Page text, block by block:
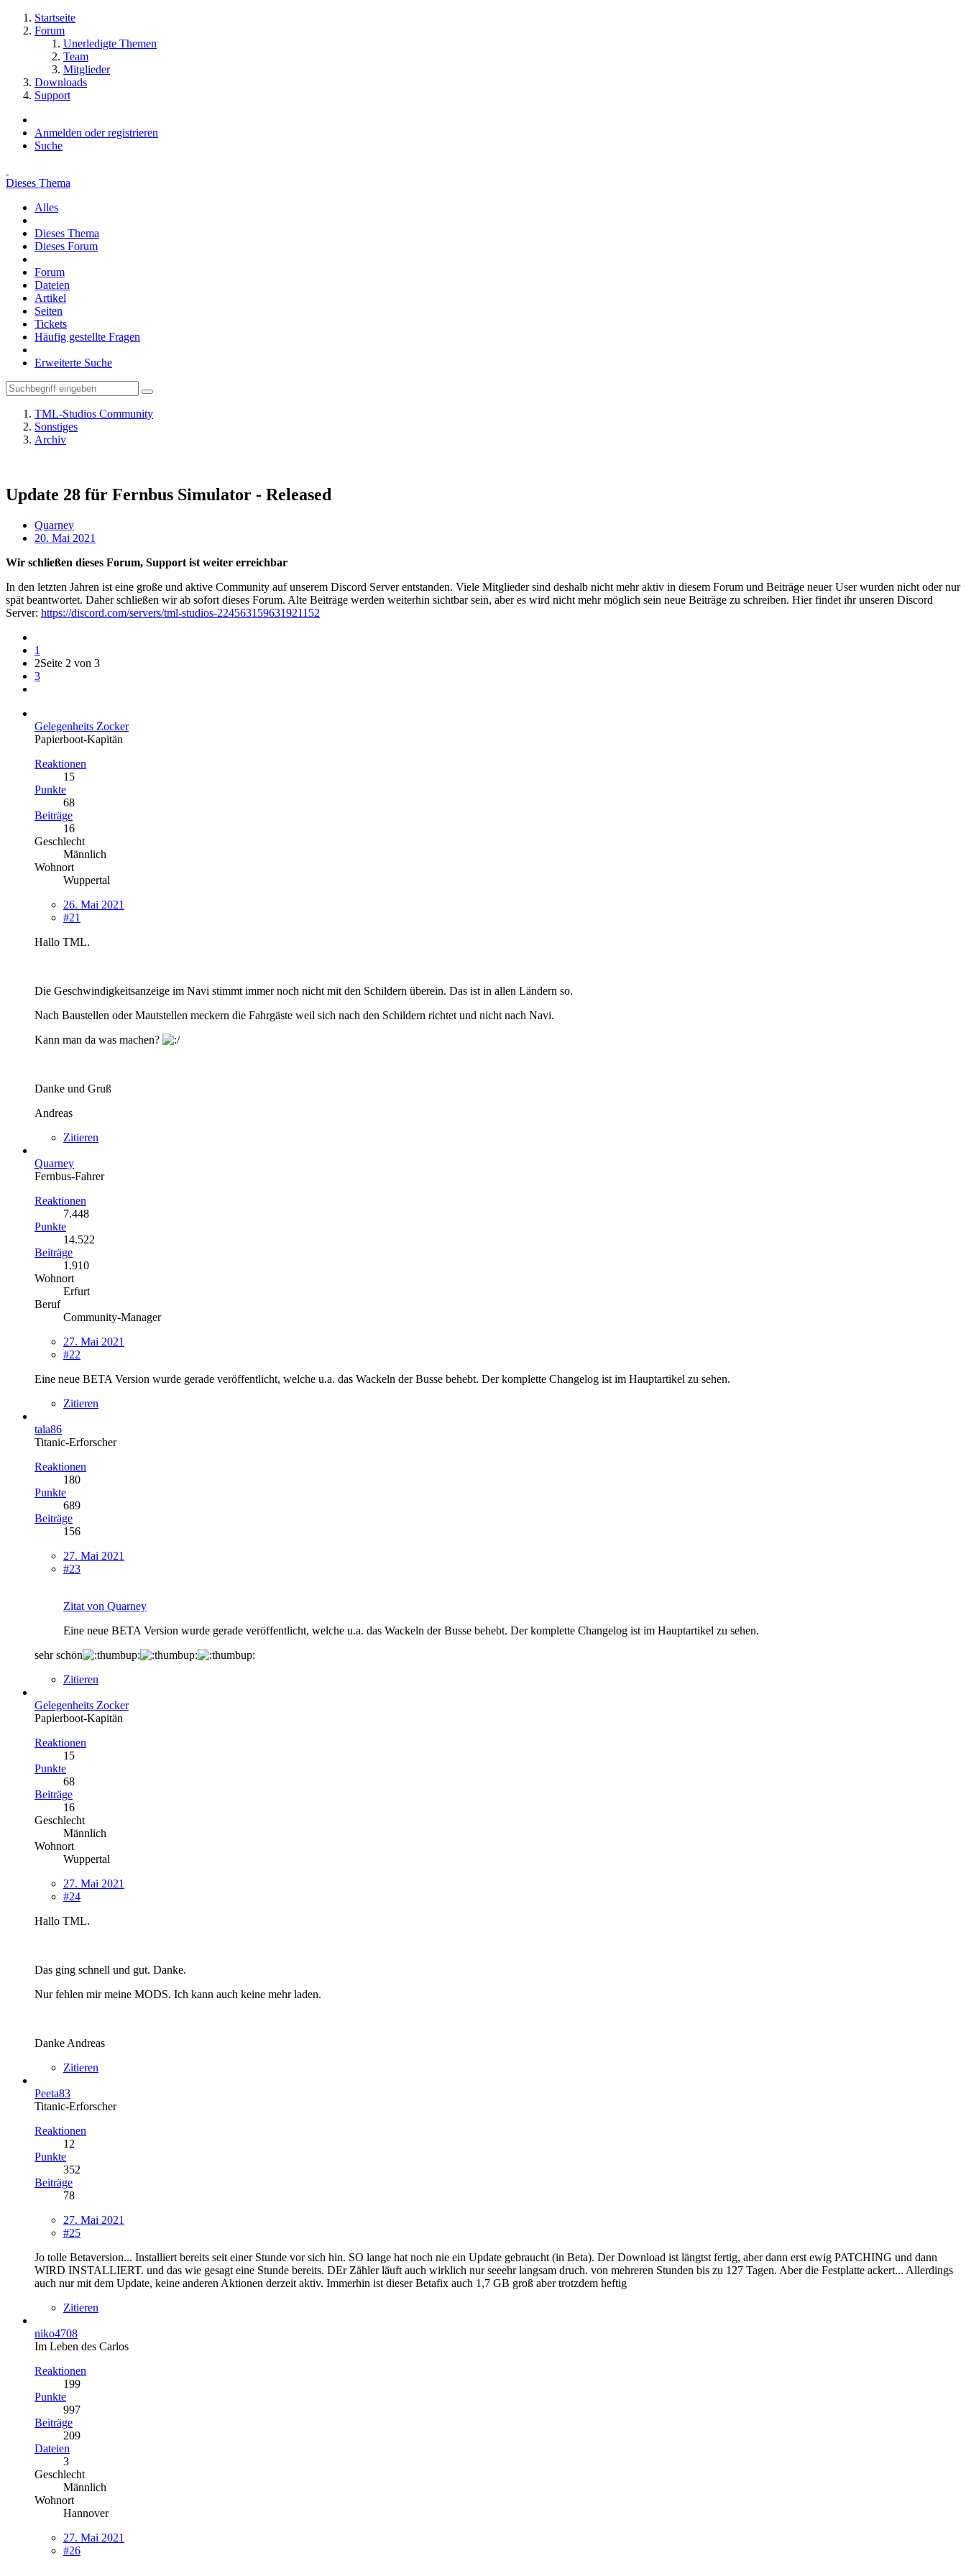
Startseite
Forum
Unerledigte Themen
Team
Mitglieder
Downloads
Support
Anmelden oder registrieren
Suche
Dieses Thema
Alles
Dieses Thema
Dieses Forum
Forum
Dateien
Artikel
Seiten
Tickets
Häufig gestellte Fragen
Erweiterte Suche
TML-Studios Community
Sonstiges
Archiv
Update 28 für Fernbus Simulator - Released
Quarney
20. Mai 2021
Wir schließen dieses Forum, Support ist weiter erreichbar
In den letzten Jahren ist eine große und aktive Community auf unserem Discord Server entstanden. Viele Mitglieder sind deshalb nicht mehr aktiv in diesem Forum und Beiträge neuer User wurden nicht oder nur
spät beantwortet. Daher schließen wir ab sofort dieses Forum. Alte Beiträge werden weiterhin sichtbar sein, aber es wird nicht mehr möglich sein neue Beiträge zu schreiben. Hier findet ihr unseren Discord
Server: https://discord.com/servers/tml-studios-224563159631921152
1
2Seite 2 von 3
3
Gelegenheits Zocker
Papierboot-Kapitän
Reaktionen
15
Punkte
68
Beiträge
16
Geschlecht
Männlich
Wohnort
Wuppertal
26. Mai 2021
#21
Hallo TML.
Die Geschwindigkeitsanzeige im Navi stimmt immer noch nicht mit den Schildern überein. Das ist in allen Ländern so.
Nach Baustellen oder Mautstellen meckern die Fahrgäste weil sich nach den Schildern richtet und nicht nach Navi.
Kann man da was machen?
Danke und Gruß
Andreas
Zitieren
Quarney
Fernbus-Fahrer
Reaktionen
7.448
Punkte
14.522
Beiträge
1.910
Wohnort
Erfurt
Beruf
Community-Manager
27. Mai 2021
#22
Eine neue BETA Version wurde gerade veröffentlicht, welche u.a. das Wackeln der Busse behebt. Der komplette Changelog ist im Hauptartikel zu sehen.
Zitieren
tala86
Titanic-Erforscher
Reaktionen
180
Punkte
689
Beiträge
156
27. Mai 2021
#23
Zitat von Quarney
Eine neue BETA Version wurde gerade veröffentlicht, welche u.a. das Wackeln der Busse behebt. Der komplette Changelog ist im Hauptartikel zu sehen.
sehr schön
Zitieren
Gelegenheits Zocker
Papierboot-Kapitän
Reaktionen
15
Punkte
68
Beiträge
16
Geschlecht
Männlich
Wohnort
Wuppertal
27. Mai 2021
#24
Hallo TML.
Das ging schnell und gut. Danke.
Nur fehlen mir meine MODS. Ich kann auch keine mehr laden.
Danke Andreas
Zitieren
Peeta83
Titanic-Erforscher
Reaktionen
12
Punkte
352
Beiträge
78
27. Mai 2021
#25
Jo tolle Betaversion... Installiert bereits seit einer Stunde vor sich hin. SO lange hat noch nie ein Update gebraucht (in Beta). Der Download ist längtst fertig, aber dann erst ewig PATCHING und dann
WIRD INSTALLIERT. und das wie gesagt eine Stunde bereits. DEr Zähler läuft auch wirklich nur seeehr langsam druch. von mehreren Stunden bis zu 127 Tagen. Aber die Festplatte ackert... Allerdings
auch nur mit dem Update, keine anderen Aktionen derzeit aktiv. Immerhin ist dieser Betafix auch 1,7 GB groß aber trotzdem heftig
Zitieren
niko4708
Im Leben des Carlos
Reaktionen
199
Punkte
997
Beiträge
209
Dateien
3
Geschlecht
Männlich
Wohnort
Hannover
27. Mai 2021
#26